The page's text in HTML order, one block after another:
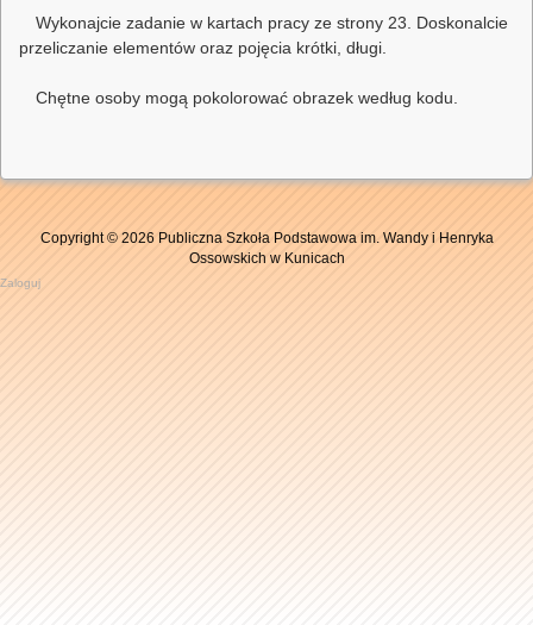
Wykonajcie zadanie w kartach pracy ze strony 23. Doskonalcie
przeliczanie elementów oraz pojęcia krótki, długi.
Chętne osoby mogą pokolorować obrazek według kodu.
Copyright © 2026 Publiczna Szkoła Podstawowa im. Wandy i Henryka
Ossowskich w Kunicach
Zaloguj